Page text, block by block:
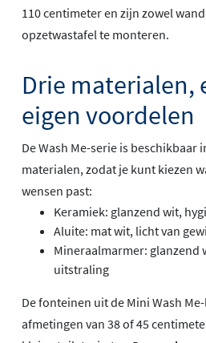
110 centimeter en zijn zowel
opzetwastafel te monteren.
Drie materialen,
eigen voordelen
De Wash Me-serie is beschikbaar
materialen, zodat je kunt kiezen
wensen past:
Keramiek: glanzend wit,
Aluite: mat wit, licht van
Mineraalmarmer: glanzend
uitstraling
De fonteinen uit de Mini Wash
afmetingen van 38 of 45